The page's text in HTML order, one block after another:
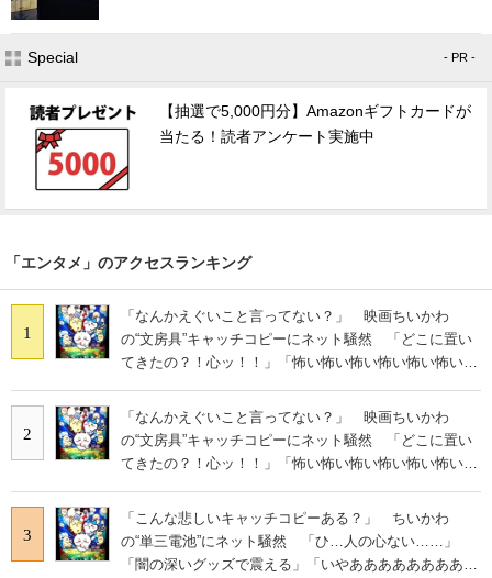
Special - PR -
【抽選で5,000円分】Amazonギフトカードが
当たる！読者アンケート実施中
「エンタメ」のアクセスランキング
1
「なんかえぐいこと言ってない？」 映画ちいかわ
の“文房具”キャッチコピーにネット騒然 「どこに置い
てきたの？！心ッ！！」「怖い怖い怖い怖い怖い怖い怖
2
「なんかえぐいこと言ってない？」 映画ちいかわ
の“文房具”キャッチコピーにネット騒然 「どこに置い
てきたの？！心ッ！！」「怖い怖い怖い怖い怖い怖い怖
3
「こんな悲しいキャッチコピーある？」 ちいかわ
の“単三電池”にネット騒然 「ひ…人の心ない……」
「闇の深いグッズで震える」「いやあああああああああ